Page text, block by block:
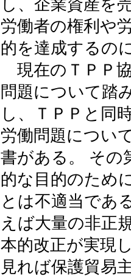
し、企業資産を
労働者の権利や
的を達成するの
現在のＴＰＰ
問題について踏
し、ＴＰＰと同
労働問題につい
書がある。 その
的な目的のため
とは不適当であ
えば大量の非正
本的改正が実現
見れば保護貿易